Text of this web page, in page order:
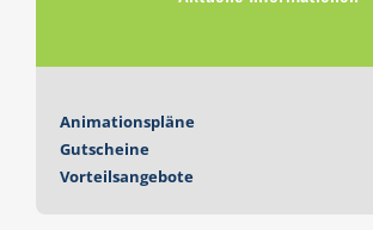
Animationspläne
Gutscheine
Vorteilsangebote